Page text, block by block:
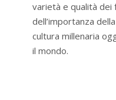
varietà e qualità dei
dell’importanza
cultura millenaria
il mondo.